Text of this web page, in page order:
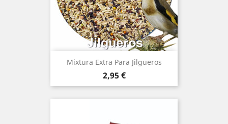
Mixtura Extra Para Jilgueros
Precio
2,95 €